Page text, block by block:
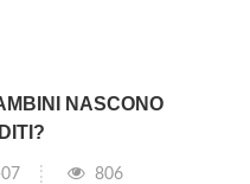
NASCONO
806